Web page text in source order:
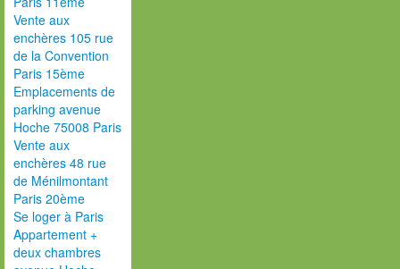
Vente aux
enchères 105 rue
de la Convention
Paris 15ème
Emplacements de
parking avenue
Hoche 75008 Paris
Vente aux
enchères 48 rue
de Ménilmontant
Paris 20ème
Se loger à Paris
Appartement +
deux chambres